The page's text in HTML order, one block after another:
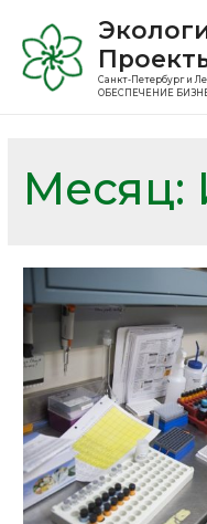
Санкт-Петербург и
ОБЕСПЕЧЕНИЕ
Месяц: